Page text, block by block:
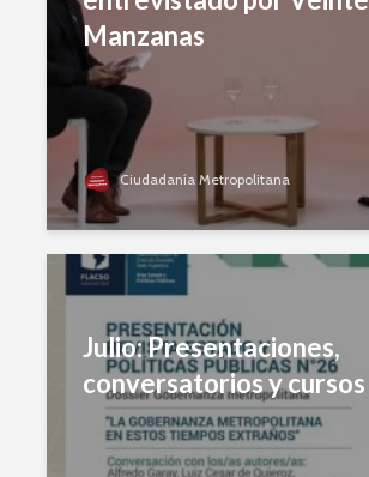
Manzanas
Ciudadanía Metropolitana
Julio: Presentaciones,
conversatorios y cursos